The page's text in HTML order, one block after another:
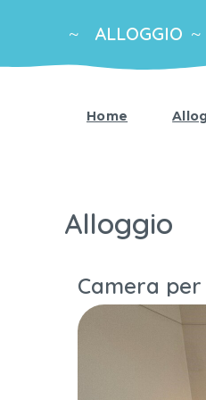
ALLOGGIO
Home
Alloggio
Camera